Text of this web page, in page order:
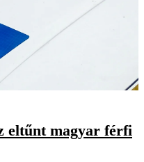
eltűnt magyar férfi